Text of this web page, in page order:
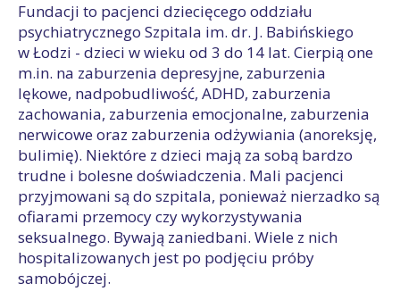
Fundacji to pacjenci dziecięcego oddziału
psychiatrycznego Szpitala im. dr. J. Babińskiego
w Łodzi - dzieci w wieku od 3 do 14 lat. Cierpią one
m.in. na zaburzenia depresyjne, zaburzenia
lękowe, nadpobudliwość, ADHD, zaburzenia
zachowania, zaburzenia emocjonalne, zaburzenia
nerwicowe oraz zaburzenia odżywiania (anoreksję,
bulimię). Niektóre z dzieci mają za sobą bardzo
trudne i bolesne doświadczenia. Mali pacjenci
przyjmowani są do szpitala, ponieważ nierzadko są
ofiarami przemocy czy wykorzystywania
seksualnego. Bywają zaniedbani. Wiele z nich
hospitalizowanych jest po podjęciu próby
samobójczej.